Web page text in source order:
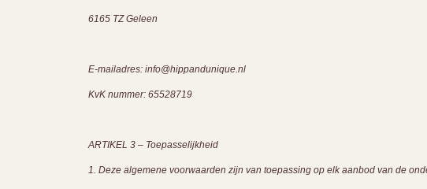
6165 TZ Geleen
E-mailadres: info@hippandunique.nl
KvK nummer: 65528719
ARTIKEL 3 – Toepasselijkheid
1. Deze algemene voorwaarden zijn van toepassing op elk aanbod van de